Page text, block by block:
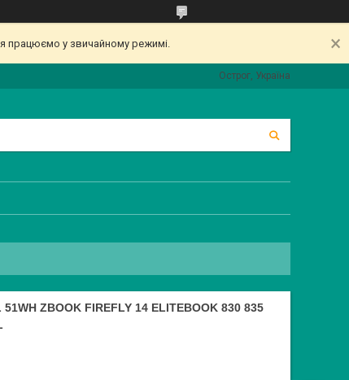
працюємо у звичайному режимі.
Острог, Україна
ZBOOK FIREFLY 14 ELITEBOOK 830 835